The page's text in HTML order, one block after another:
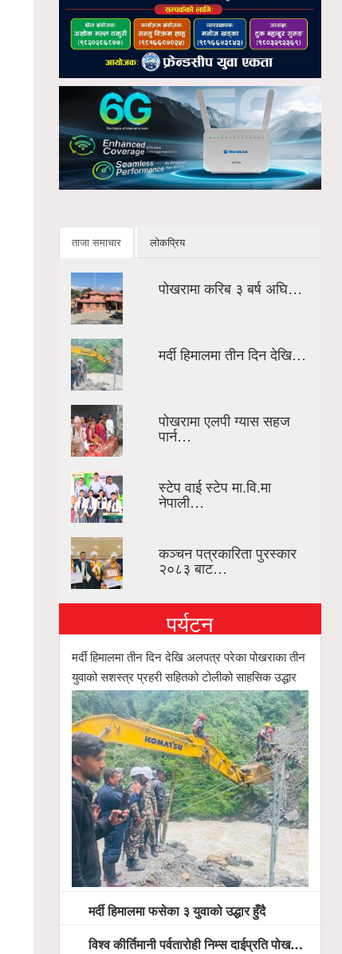
ताजा समाचार लोकप्रिय
पोखरामा करिब ३ बर्ष अघि…
मर्दी हिमालमा तीन दिन देखि…
पोखरामा एलपी ग्यास सहज
पार्न…
स्टेप वाई स्टेप मा.वि.मा
नेपाली…
कञ्चन पत्रकारिता पुरस्कार
२०८३ बाट…
पर्यटन
मर्दी हिमालमा तीन दिन देखि अलपत्र परेका पोखराका तीन
युवाको सशस्त्र प्रहरी सहितको टोलीको साहसिक उद्धार
मर्दी हिमालमा फसेका ३ युवाको उद्धार हुँदै
विश्व कीर्तिमानी पर्वतारोही निम्स दाईप्रति पोखरामा श्रद्धाञ्जली, दीप प्रज्वलन गर्दै योगदानको प्रशंसा (भिडियो सहित)